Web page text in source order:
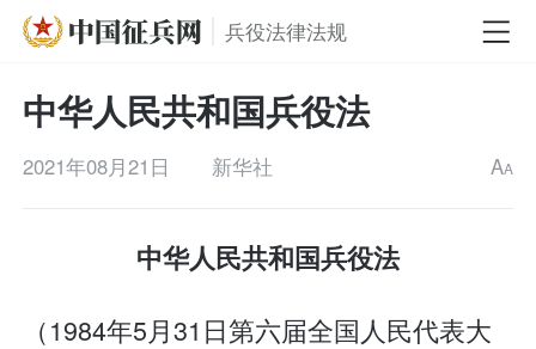
兵役法律法规
中华人民共和国兵役法
2021年08月21日 新华社 AA
中华人民共和国兵役法
（1984年5月31日第六届全国人民代表大